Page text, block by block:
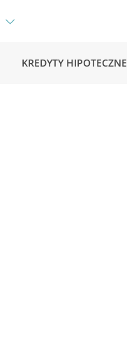
KREDYTY HIPOTECZNE